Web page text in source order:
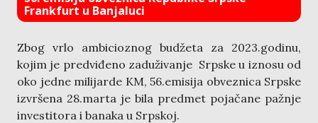
Frankfurt u Banjaluci
Zbog vrlo ambicioznog budžeta za 2023.godinu,
kojim je predviđeno zaduživanje Srpske u iznosu od
oko jedne milijarde KM, 56.emisija obveznica Srpske
izvršena 28.marta je bila predmet pojačane pažnje
investitora i banaka u Srpskoj.